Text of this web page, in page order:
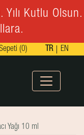
Kutlu Olsun.
(0) TR EN
Yağı 10 ml